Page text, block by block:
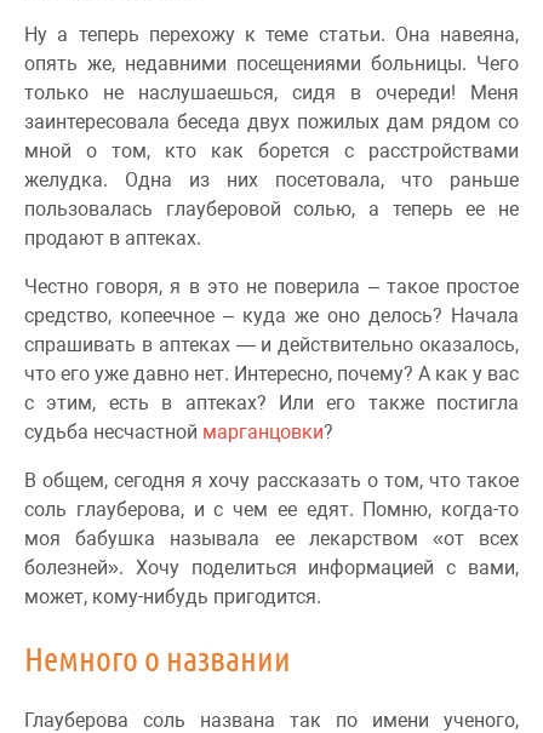
Ну а теперь перехожу к теме статьи. Она навеяна,
опять же, недавними посещениями больницы. Чего
только не наслушаешься, сидя в очереди! Меня
заинтересовала беседа двух пожилых дам рядом со
мной о том, кто как борется с расстройствами
желудка. Одна из них посетовала, что раньше
пользовалась глауберовой солью, а теперь ее не
продают в аптеках.
Честно говоря, я в это не поверила – такое простое
средство, копеечное – куда же оно делось? Начала
спрашивать в аптеках — и действительно оказалось,
что его уже давно нет. Интересно, почему? А как у вас
с этим, есть в аптеках? Или его также постигла
судьба несчастной марганцовки?
В общем, сегодня я хочу рассказать о том, что такое
соль глауберова, и с чем ее едят. Помню, когда-то
моя бабушка называла ее лекарством «от всех
болезней». Хочу поделиться информацией с вами,
может, кому-нибудь пригодится.
Немного о названии
Глауберова соль названа так по имени ученого,